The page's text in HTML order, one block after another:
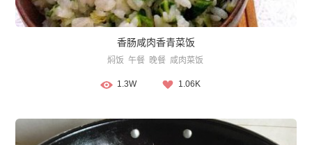
香肠咸肉香青菜饭
焖饭 午餐 晚餐 咸肉菜饭
1.3W 1.06K